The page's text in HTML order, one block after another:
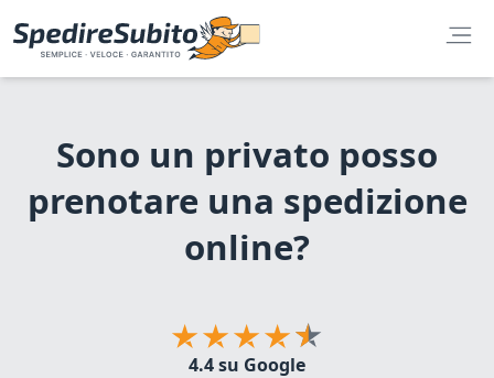
Sono un privato posso
prenotare una spedizione
online?
4.4 su Google